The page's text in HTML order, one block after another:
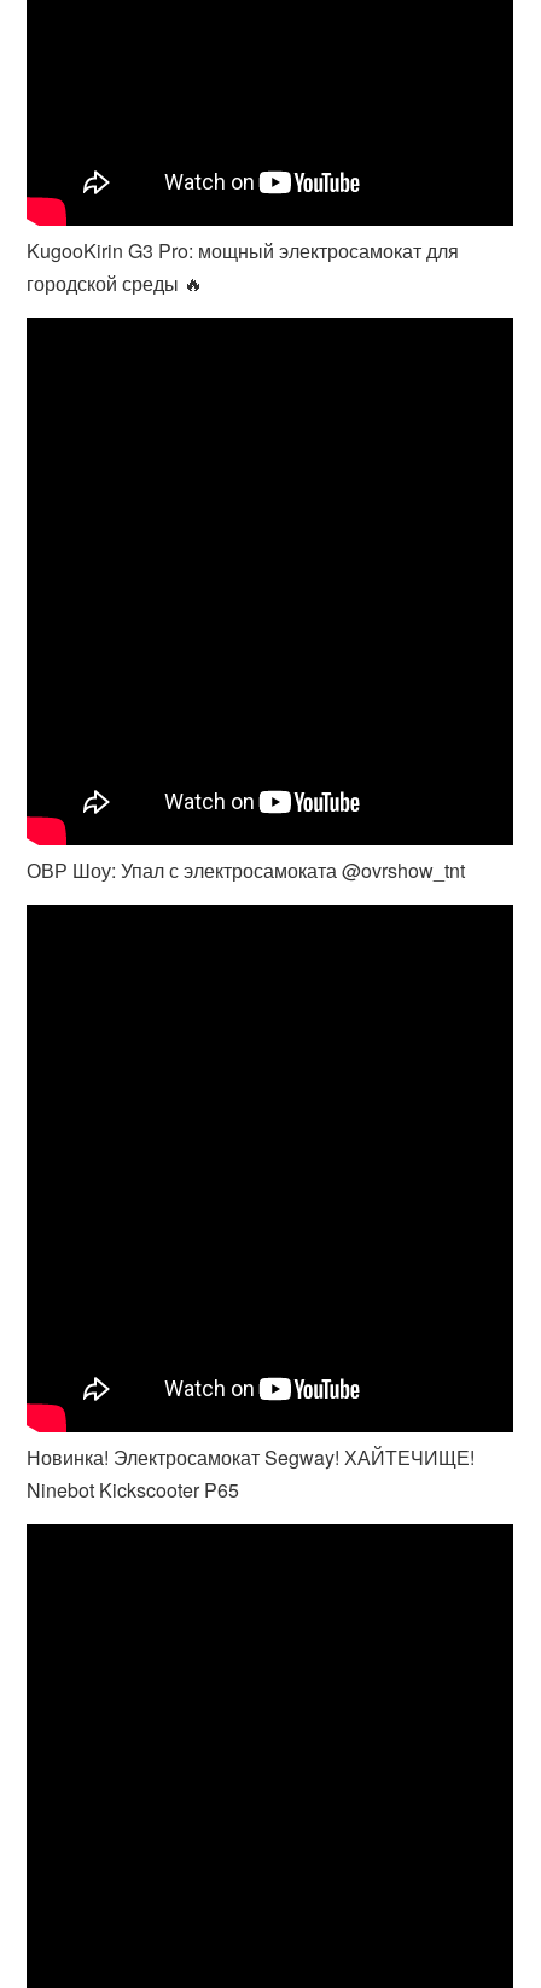
KugooKirin G3 Pro: мощный электросамокат для
городской среды 🔥
ОВР Шоу: Упал с электросамоката @ovrshow_tnt
Новинка! Электросамокат Segway! ХАЙТЕЧИЩЕ!
Ninebot Kickscooter P65